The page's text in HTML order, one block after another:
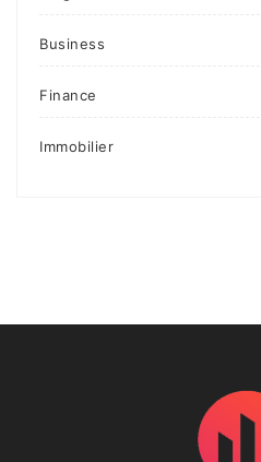
Business
Finance
Immobilier